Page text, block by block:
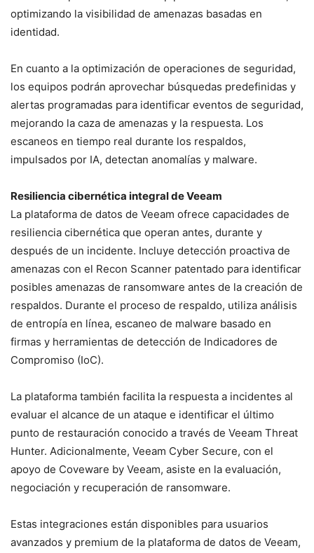
optimizando la visibilidad de amenazas basadas en
identidad.
En cuanto a la optimización de operaciones de seguridad,
los equipos podrán aprovechar búsquedas predefinidas y
alertas programadas para identificar eventos de seguridad,
mejorando la caza de amenazas y la respuesta. Los
escaneos en tiempo real durante los respaldos,
impulsados por IA, detectan anomalías y malware.
Resiliencia cibernética integral de Veeam
La plataforma de datos de Veeam ofrece capacidades de
resiliencia cibernética que operan antes, durante y
después de un incidente. Incluye detección proactiva de
amenazas con el Recon Scanner patentado para identificar
posibles amenazas de ransomware antes de la creación de
respaldos. Durante el proceso de respaldo, utiliza análisis
de entropía en línea, escaneo de malware basado en
firmas y herramientas de detección de Indicadores de
Compromiso (IoC).
La plataforma también facilita la respuesta a incidentes al
evaluar el alcance de un ataque e identificar el último
punto de restauración conocido a través de Veeam Threat
Hunter. Adicionalmente, Veeam Cyber Secure, con el
apoyo de Coveware by Veeam, asiste en la evaluación,
negociación y recuperación de ransomware.
Estas integraciones están disponibles para usuarios
avanzados y premium de la plataforma de datos de Veeam,